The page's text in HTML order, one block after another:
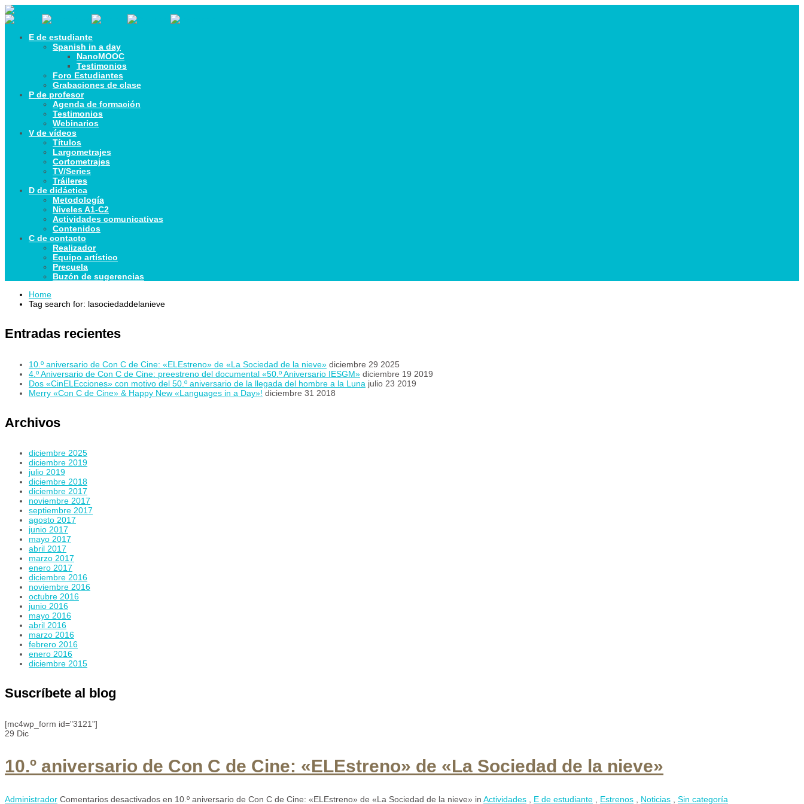
E de estudiante
Spanish in a day
NanoMOOC
Testimonios
Foro Estudiantes
Grabaciones de clase
P de profesor
Agenda de formación
Testimonios
Webinarios
V de vídeos
Títulos
Largometrajes
Cortometrajes
TV/Series
Tráileres
D de didáctica
Metodología
Niveles A1-C2
Actividades comunicativas
Contenidos
C de contacto
Realizador
Equipo artístico
Precuela
Buzón de sugerencias
Home
Tag search for: lasociedaddelanieve
Entradas recientes
10.º aniversario de Con C de Cine: «ELEstreno» de «La Sociedad de la nieve» diciembre 29 2025
4.º Aniversario de Con C de Cine: preestreno del documental «50.º Aniversario IESGM» diciembre 19 2019
Dos «CinELEcciones» con motivo del 50.º aniversario de la llegada del hombre a la Luna julio 23 2019
Merry «Con C de Cine» & Happy New «Languages in a Day»! diciembre 31 2018
Archivos
diciembre 2025
diciembre 2019
julio 2019
diciembre 2018
diciembre 2017
noviembre 2017
septiembre 2017
agosto 2017
junio 2017
mayo 2017
abril 2017
marzo 2017
enero 2017
diciembre 2016
noviembre 2016
octubre 2016
junio 2016
mayo 2016
abril 2016
marzo 2016
febrero 2016
enero 2016
diciembre 2015
Suscríbete al blog
[mc4wp_form id="3121"]
29 Dic
10.º aniversario de Con C de Cine: «ELEstreno» de «La Sociedad de la nieve»
Administrador Comentarios desactivados en 10.º aniversario de Con C de Cine: «ELEstreno» de «La Sociedad de la nieve» in Actividades E de estudiante Estrenos Noticias Sin categoría